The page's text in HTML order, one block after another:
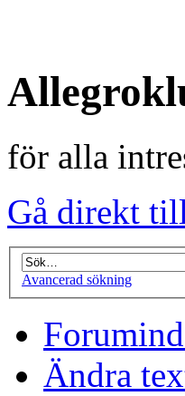
för alla
Gå direkt
Avancerad sökning
Ändra